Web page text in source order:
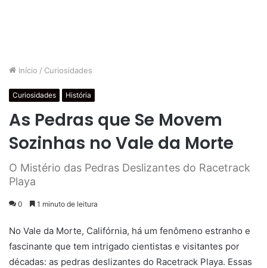
Início / Curiosidades
Curiosidades História
As Pedras que Se Movem
Sozinhas no Vale da Morte
O Mistério das Pedras Deslizantes do Racetrack
Playa
0 1 minuto de leitura
No Vale da Morte, Califórnia, há um fenômeno estranho e
fascinante que tem intrigado cientistas e visitantes por
décadas: as pedras deslizantes do Racetrack Playa. Essas